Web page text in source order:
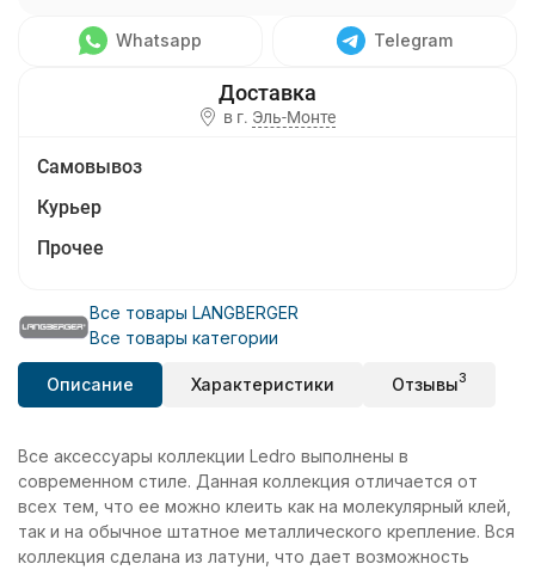
Whatsapp Telegram
в г. Эль-Монте
Самовывоз
Курьер
Прочее
Все товары LANGBERGER
Все товары категории
Описание Характеристики Отзывы3
Все аксессуары коллекции Ledro выполнены в
современном стиле. Данная коллекция отличается от
всех тем, что ее можно клеить как на молекулярный клей,
так и на обычное штатное металлического крепление. Вся
коллекция сделана из латуни, что дает возможность